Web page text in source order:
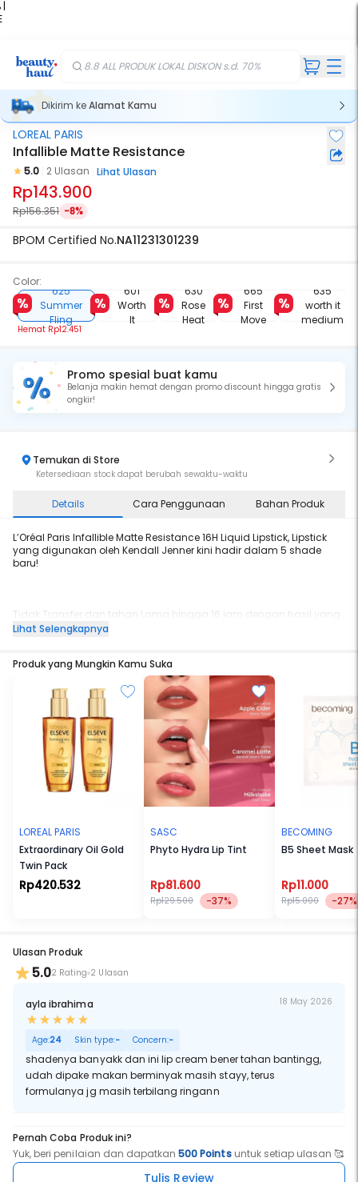
|
8.8 ALL PRODUK LOKAL DISKON s.d. 70%
Dikirim keAlamat Kamu
LOREAL PARIS
Infallible Matte Resistance
5.0 2 Ulasan Lihat Ulasan
Rp143.900
Rp156.351 -8%
BPOM Certified No.NA11231301239
Color:
625
Summer
Fling
Hemat Rp12.451
601
Worth
It
630
Rose
Heat
665
First
Move
635
worth it
medium
Promo spesial buat kamu
Belanja makin hemat dengan promo discount hingga gratis
ongkir!
Temukan di Store
Ketersediaan stock dapat berubah sewaktu-waktu
Details Cara Penggunaan Bahan Produk
L’Oréal Paris Infallible Matte Resistance 16H Liquid Lipstick, Lipstick
yang digunakan oleh Kendall Jenner kini hadir dalam 5 shade
baru!
Tidak Transfer dan tahan Lama hingga 16 jam dengan hasil yang
nyaman, tidak lengket dan tidak kering Mengandung Hyaluronic
Infallible Matte Resistance 16H Liquid Lipstick memberikan fisnih
matte Tersedia dalam 13 Shades yang cocok untuk setiap warna
kulit, yang terdiri atas Nude, Pink, Red, dan Plum.
No drying, no flaking, no smudging, no transferring, no feathering
Lihat Selengkapnya
Produk yang Mungkin Kamu Suka
LOREAL PARIS
Extraordinary Oil Gold
Twin Pack
Rp420.532
SASC
Phyto Hydra Lip Tint
Rp81.600
Rp129.500 -37%
BECOMING
B5 Sheet Mask
Rp11.000
Rp15.000 -27%
Ulasan Produk
5.02 Rating 2 Ulasan
ayla ibrahima 18 May 2026
Age:24 Skin type:- Concern:-
shadenya banyakk dan ini lip cream bener tahan bantingg,
udah dipake makan berminyak masih stayy, terus
formulanya jg masih terbilang ringann
Pernah Coba Produk ini?
Yuk, beri penilaian dan dapatkan500 Pointsuntuk setiap ulasan 🥰
Tulis Review